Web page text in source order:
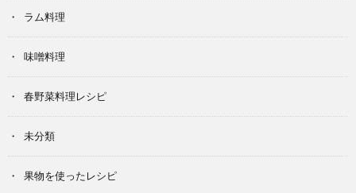
ラム料理
味噌料理
春野菜料理レシピ
未分類
果物を使ったレシピ